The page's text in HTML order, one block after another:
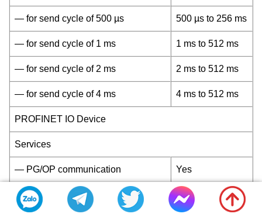
— for send cycle of 500 µs 500 µs to 256 ms
— for send cycle of 1 ms 1 ms to 512 ms
— for send cycle of 2 ms 2 ms to 512 ms
— for send cycle of 4 ms 4 ms to 512 ms
PROFINET IO Device
Services
— PG/OP communication Yes
— Isochronous mode No